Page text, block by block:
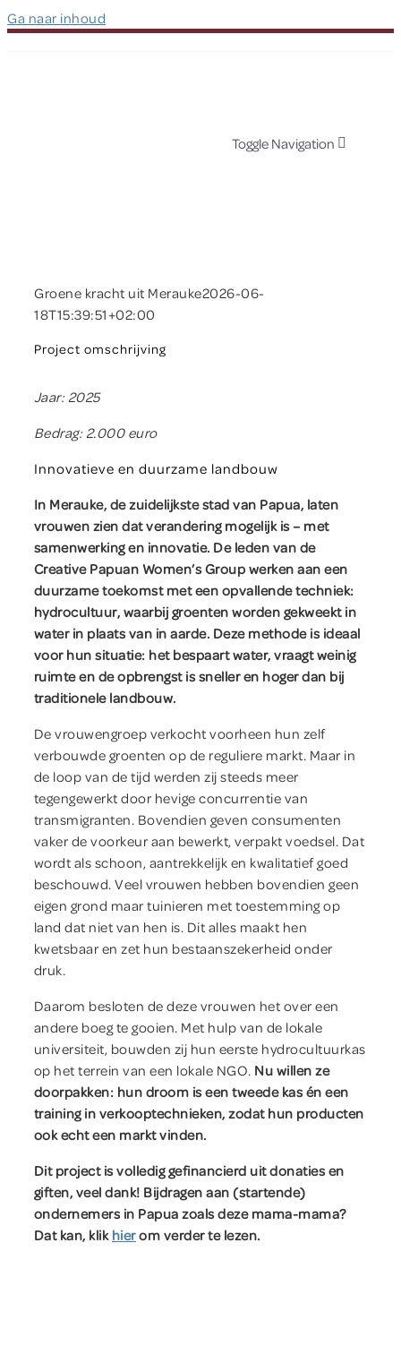
Ga naar inhoud
Toggle Navigation
Contact
Geef direct
Groene kracht uit Merauke2026-06-
18T15:39:51+02:00
Project omschrijving
Jaar: 2025
Bedrag: 2.000 euro
Innovatieve en duurzame landbouw
In Merauke, de zuidelijkste stad van Papua, laten
vrouwen zien dat verandering mogelijk is – met
samenwerking en innovatie. De leden van de
Creative Papuan Women’s Group werken aan een
duurzame toekomst met een opvallende techniek:
hydrocultuur, waarbij groenten worden gekweekt in
water in plaats van in aarde. Deze methode is ideaal
voor hun situatie: het bespaart water, vraagt weinig
ruimte en de opbrengst is sneller en hoger dan bij
traditionele landbouw.
De vrouwengroep verkocht voorheen hun zelf
verbouwde groenten op de reguliere markt. Maar in
de loop van de tijd werden zij steeds meer
tegengewerkt door hevige concurrentie van
transmigranten. Bovendien geven consumenten
vaker de voorkeur aan bewerkt, verpakt voedsel. Dat
wordt als schoon, aantrekkelijk en kwalitatief goed
beschouwd. Veel vrouwen hebben bovendien geen
eigen grond maar tuinieren met toestemming op
land dat niet van hen is. Dit alles maakt hen
kwetsbaar en zet hun bestaanszekerheid onder
druk.
Daarom besloten de deze vrouwen het over een
andere boeg te gooien. Met hulp van de lokale
universiteit, bouwden zij hun eerste hydrocultuurkas
op het terrein van een lokale NGO. Nu willen ze
doorpakken: hun droom is een tweede kas én een
training in verkooptechnieken, zodat hun producten
ook echt een markt vinden.
Dit project is volledig gefinancierd uit donaties en
giften, veel dank! Bijdragen aan (startende)
ondernemers in Papua zoals deze mama-mama?
Dat kan, klik hierom verder te lezen.